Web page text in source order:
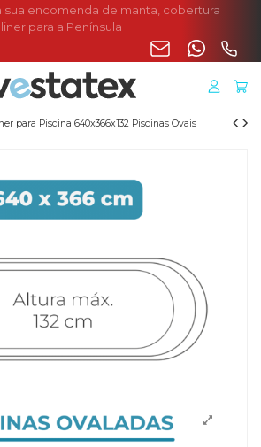
sua encomenda de manta, cobertura
para a Península
para Piscina 640x366x132 Piscinas Ovais